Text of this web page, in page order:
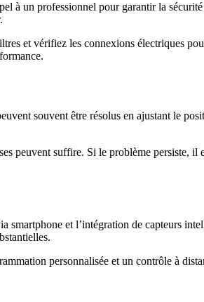
à un professionnel pour garantir la
et vérifiez les connexions électriques
souvent être résolus en ajustant le
peuvent suffire. Si le problème persiste, il
smartphone et l’intégration de capteurs
personnalisée et un contrôle à